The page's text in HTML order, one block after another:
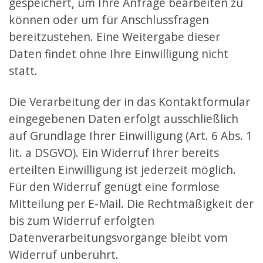
können oder um für Anschlussfragen
bereitzustehen. Eine Weitergabe dieser
Daten findet ohne Ihre Einwilligung nicht
statt.
Die Verarbeitung der in das Kontaktformular
eingegebenen Daten erfolgt ausschließlich
auf Grundlage Ihrer Einwilligung (Art. 6 Abs. 1
lit. a DSGVO). Ein Widerruf Ihrer bereits
erteilten Einwilligung ist jederzeit möglich.
Für den Widerruf genügt eine formlose
Mitteilung per E-Mail. Die Rechtmäßigkeit der
bis zum Widerruf erfolgten
Datenverarbeitungsvorgänge bleibt vom
Widerruf unberührt.